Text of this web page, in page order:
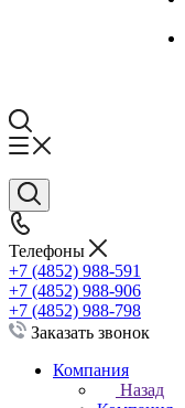
Телефоны
+7 (4852) 988-591
+7 (4852) 988-906
+7 (4852) 988-798
Заказать звонок
Компания
Назад